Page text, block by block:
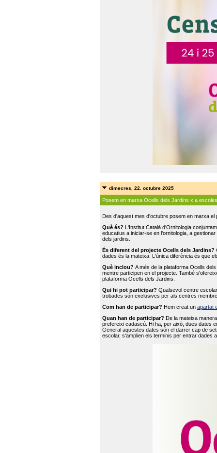
dimecres, 22. octubre 2025
Posem en marxa Ocells dels Jardins x a escoles
Des d'aquest mes d'octubre posem en marxa
Què és? L'Institut Català d'Ornitologia
educatius a iniciar-se en l'ornitologia, a
dels jardins.
És diferent del projecte Ocells dels Jardins?
dades és la mateixa. L'única diferència és que
Què inclou? A més de la plataforma Ocells
mentre participen en el projecte. També
plataforma Ocells dels Jardins.
Qui hi pot participar? Qualsevol centre
trobades són exclusives per als centres
Com han de participar? Hem creat un apartat
Quan han de participar? De la mateixa
prefereixi cadascú. Hi ha, per això, dues dates
General aquestes dates són el darrer cap de
escolar, s'amplien els terminis per entrar dades